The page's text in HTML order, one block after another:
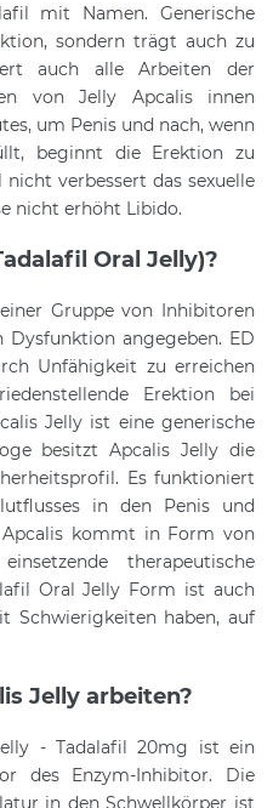
mit Namen. Generische
sondern trägt auch zu
auch alle Arbeiten der
von Jelly Apcalis innen
um Penis und nach, wenn
beginnt die Erektion zu
nicht verbessert das sexuelle
nicht erhöht Libido.
Oral Jelly)?
Gruppe von Inhibitoren
angegeben. ED
Unfähigkeit zu erreichen
Erektion bei
Jelly ist eine generische
besitzt Apcalis Jelly die
Es funktioniert
in den Penis und
kommt in Form von
therapeutische
Oral Jelly Form ist auch
Schwierigkeiten haben, auf
Jelly arbeiten?
- Tadalafil 20mg ist ein
des Enzym-Inhibitor. Die
in den Schwellkörper ist